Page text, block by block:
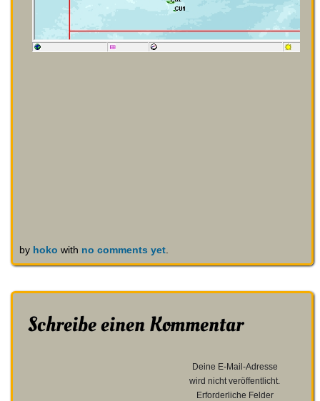
by hoko with no comments yet.
Schreibe einen Kommentar
Deine E-Mail-Adresse
wird nicht veröffentlicht.
Erforderliche Felder